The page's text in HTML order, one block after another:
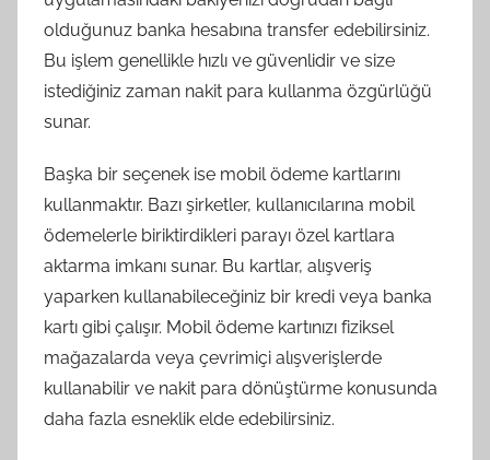
olduğunuz banka hesabına transfer edebilirsiniz.
Bu işlem genellikle hızlı ve güvenlidir ve size
istediğiniz zaman nakit para kullanma özgürlüğü
sunar.
Başka bir seçenek ise mobil ödeme kartlarını
kullanmaktır. Bazı şirketler, kullanıcılarına mobil
ödemelerle biriktirdikleri parayı özel kartlara
aktarma imkanı sunar. Bu kartlar, alışveriş
yaparken kullanabileceğiniz bir kredi veya banka
kartı gibi çalışır. Mobil ödeme kartınızı fiziksel
mağazalarda veya çevrimiçi alışverişlerde
kullanabilir ve nakit para dönüştürme konusunda
daha fazla esneklik elde edebilirsiniz.